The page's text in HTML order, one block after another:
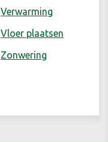
Verwarming
Vloer plaatsen
Zonwering